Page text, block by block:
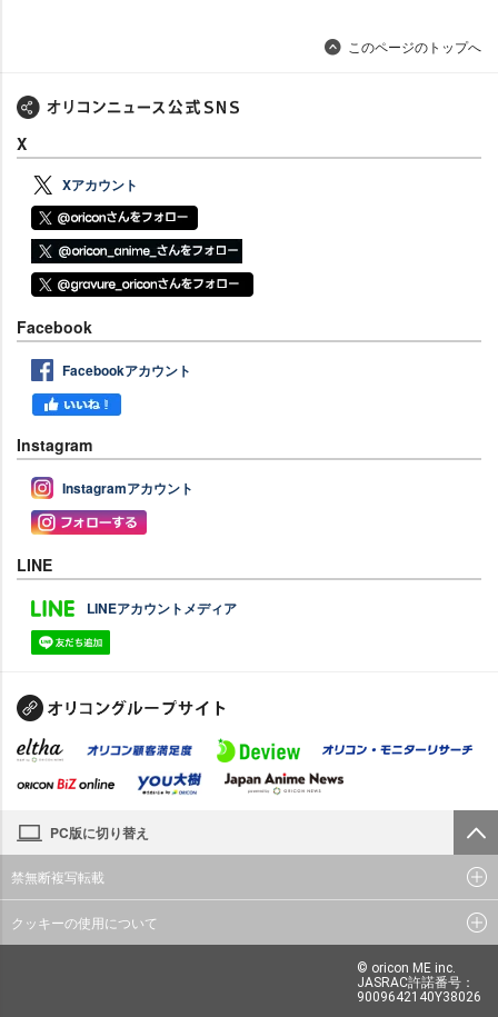
このページのトップへ
X
Xアカウント
Facebook
Facebookアカウント
Instagram
Instagramアカウント
LINE
LINEアカウントメディア
PC版に切り替え
禁無断複写転載
クッキーの使用について
© oricon ME inc.
JASRAC許諾番号：
9009642140Y38026